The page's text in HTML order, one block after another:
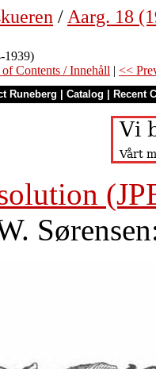
/ Aarg. 18
1939)
of Contents / Innehåll | <<
Runeberg Catalog Recent